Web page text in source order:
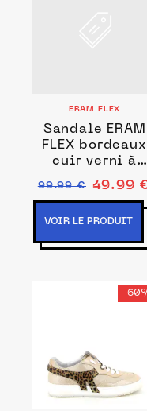
ERAM FLEX
Sandale ERAM
FLEX bordeaux
cuir verni à
talon
99.99 € 49.99
VOIR LE PRODUIT
-